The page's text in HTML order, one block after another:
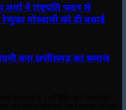
ने राष्ट्रपति भवन से
गोस्वामी को दी बधाई
बना छत्तीसगढ़ का समाज